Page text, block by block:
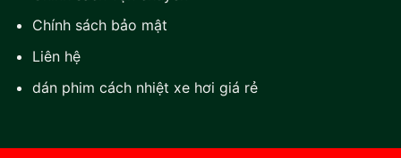
Chính sách bảo mật
Liên hệ
dán phim cách nhiệt xe hơi giá rẻ